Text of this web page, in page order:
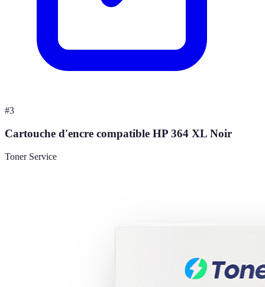
#3
Cartouche d'encre compatible HP 364 XL Noir
Toner Service